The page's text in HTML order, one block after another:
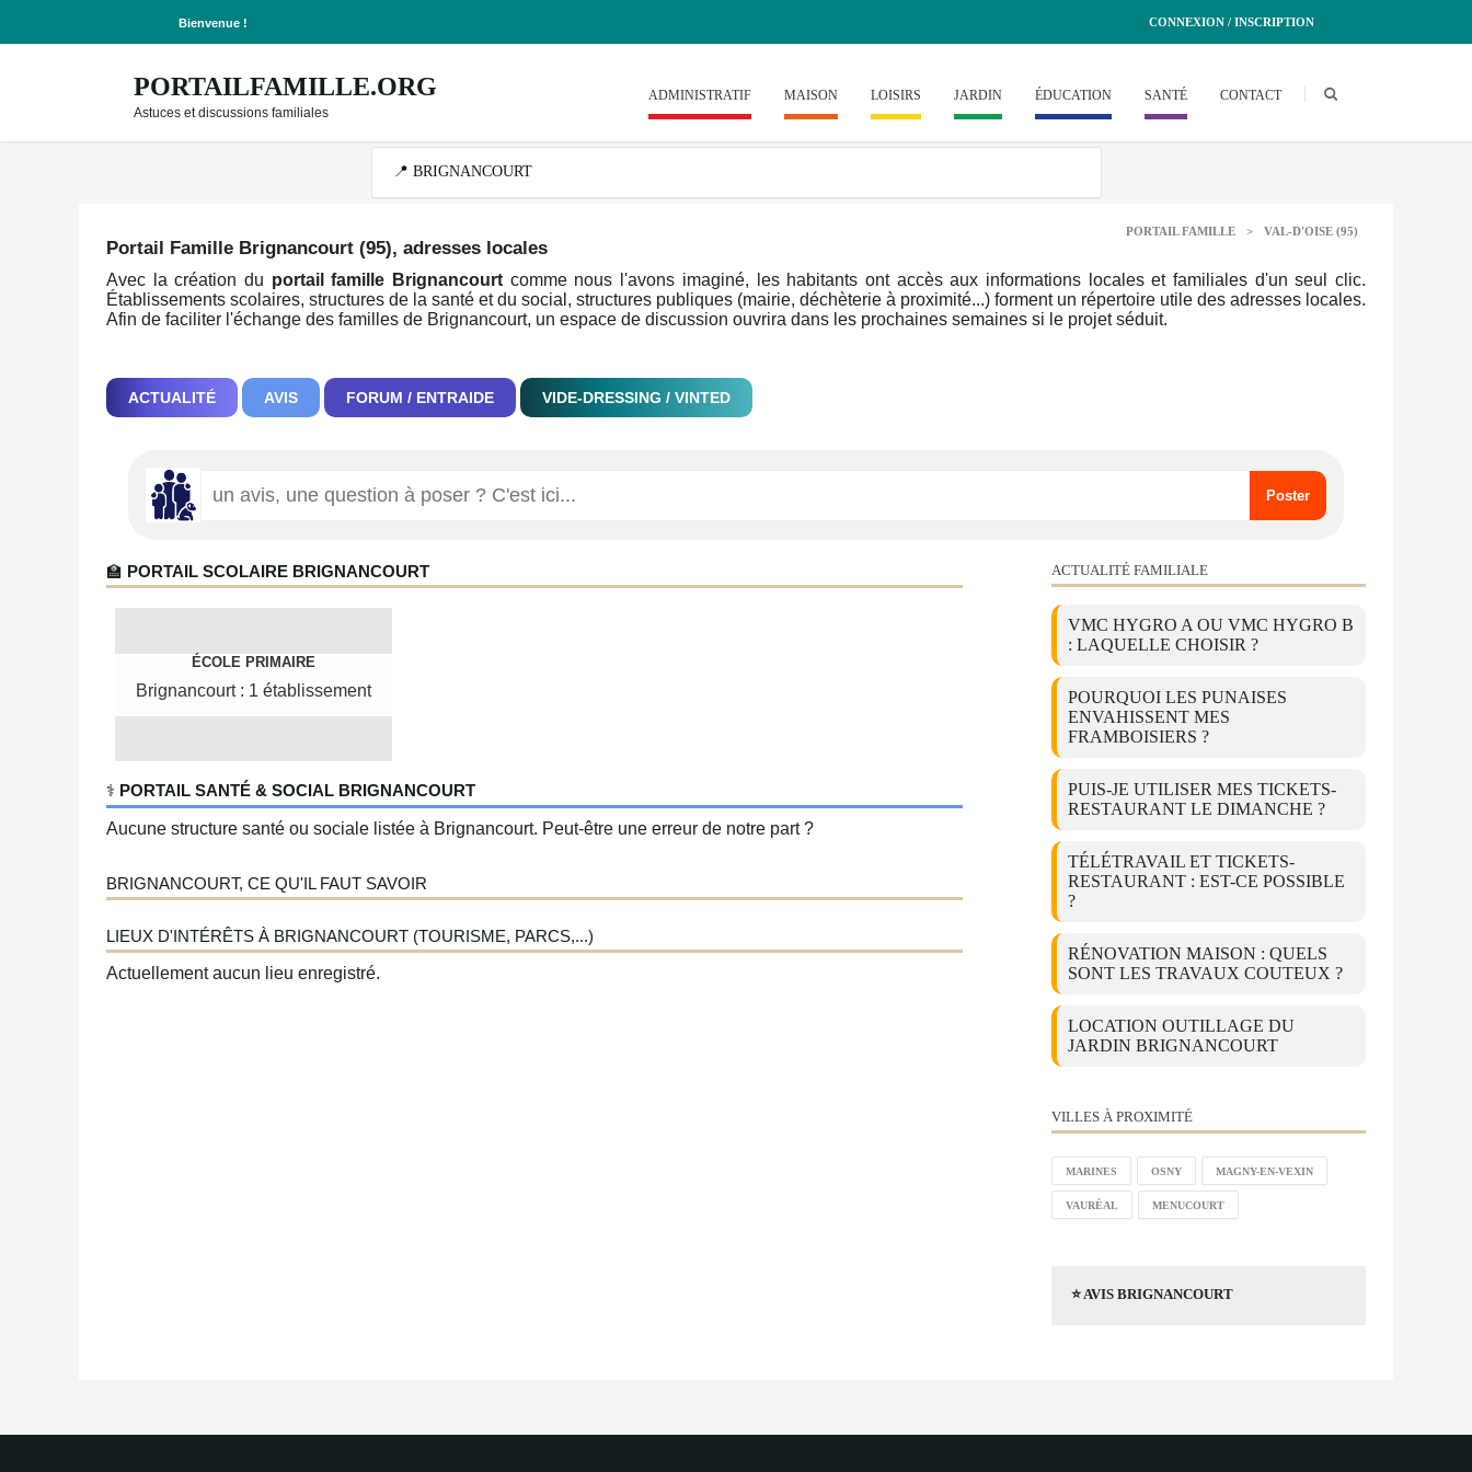
Bienvenue ! CONNEXION / INSCRIPTION
PORTAILFAMILLE.ORG
Astuces et discussions familiales
ADMINISTRATIF MAISON LOISIRS JARDIN ÉDUCATION SANTÉ CONTACT
PORTAIL FAMILLE > VAL-D'OISE (95)
Portail Famille Brignancourt (95), adresses locales
Avec la création du portail famille Brignancourt comme nous l'avons imaginé, les habitants ont accès aux informations locales et familiales d'un seul clic.
Établissements scolaires, structures de la santé et du social, structures publiques (mairie, déchèterie à proximité...) forment un répertoire utile des adresses locales.
Afin de faciliter l'échange des familles de Brignancourt, un espace de discussion ouvrira dans les prochaines semaines si le projet séduit.
ACTUALITÉ AVIS FORUM / ENTRAIDE VIDE-DRESSING / VINTED
🏫 PORTAIL SCOLAIRE BRIGNANCOURT
ÉCOLE PRIMAIRE
Brignancourt : 1 établissement
‍⚕️ PORTAIL SANTÉ & SOCIAL BRIGNANCOURT
Aucune structure santé ou sociale listée à Brignancourt. Peut-être une erreur de notre part ?
BRIGNANCOURT, CE QU'IL FAUT SAVOIR
LIEUX D'INTÉRÊTS À BRIGNANCOURT (TOURISME, PARCS,...)
Actuellement aucun lieu enregistré.
ACTUALITÉ FAMILIALE
VMC HYGRO A OU VMC HYGRO B
: LAQUELLE CHOISIR ?
POURQUOI LES PUNAISES
ENVAHISSENT MES
FRAMBOISIERS ?
PUIS-JE UTILISER MES TICKETS-
RESTAURANT LE DIMANCHE ?
TÉLÉTRAVAIL ET TICKETS-
RESTAURANT : EST-CE POSSIBLE
?
RÉNOVATION MAISON : QUELS
SONT LES TRAVAUX COUTEUX ?
LOCATION OUTILLAGE DU
JARDIN BRIGNANCOURT
VILLES À PROXIMITÉ
MARINES OSNY MAGNY-EN-VEXIN
VAURÉAL MENUCOURT
⭐ AVIS BRIGNANCOURT